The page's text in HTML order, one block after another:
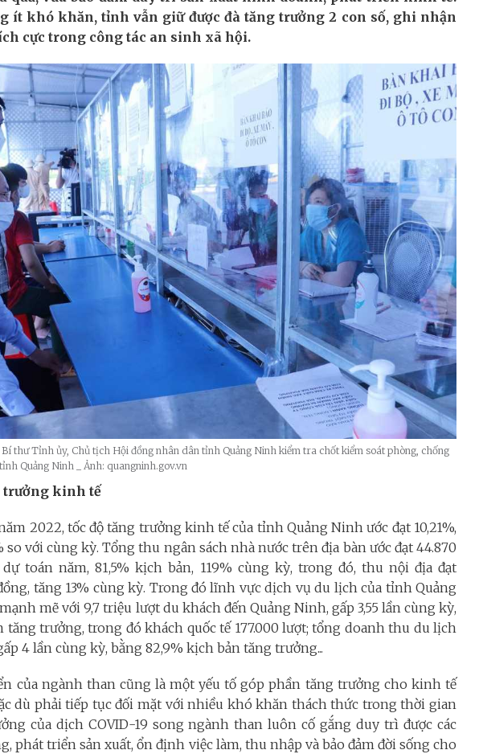
ít khó khăn, tỉnh vẫn giữ được đà tăng trưởng 2 con số, ghi nhận
cực trong công tác an sinh xã hội.
thư Tỉnh ủy, Chủ tịch Hội đồng nhân dân tỉnh Quảng Ninh kiểm tra chốt kiểm soát phòng, chống
Quảng Ninh _ Ảnh: quangninh.gov.vn
trưởng kinh tế
2022, tốc độ tăng trưởng kinh tế của tỉnh Quảng Ninh ước đạt 10,21%,
so với cùng kỳ. Tổng thu ngân sách nhà nước trên địa bàn ước đạt 44.870
toán năm, 81,5% kịch bản, 119% cùng kỳ, trong đó, thu nội địa đạt
tăng 13% cùng kỳ. Trong đó lĩnh vực dịch vụ du lịch của tỉnh Quảng
mẽ với 9,7 triệu lượt du khách đến Quảng Ninh, gấp 3,55 lần cùng kỳ,
tăng trưởng, trong đó khách quốc tế 177.000 lượt; tổng doanh thu du lịch
4 lần cùng kỳ, bằng 82,9% kịch bản tăng trưởng...
của ngành than cũng là một yếu tố góp phần tăng trưởng cho kinh tế
dù phải tiếp tục đối mặt với nhiều khó khăn thách thức trong thời gian
của dịch COVID-19 song ngành than luôn cố gắng duy trì được các
phát triển sản xuất, ổn định việc làm, thu nhập và bảo đảm đời sống cho